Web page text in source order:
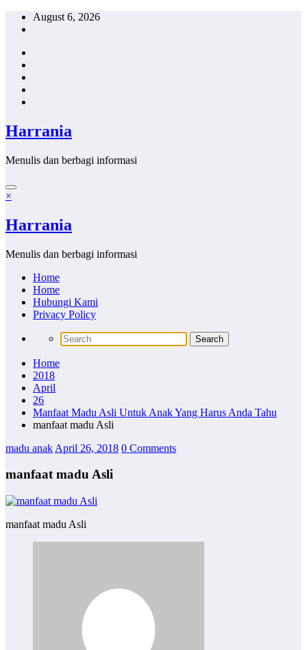
Skip
August 6, 2026
Harrania
Menulis dan berbagi informasi
×
Harrania
Menulis dan berbagi informasi
Home
Home
Hubungi Kami
Privacy Policy
Home
2018
April
26
Manfaat Madu Asli Untuk Anak Yang Harus Anda Tahu
manfaat madu Asli
madu anak April 26, 2018 0 Comments
manfaat madu Asli
manfaat madu Asli